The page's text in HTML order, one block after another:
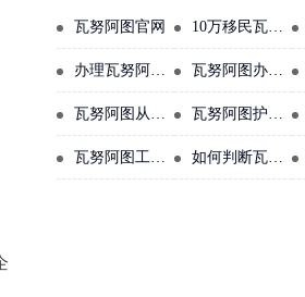
瓦努阿图官网 10万移民瓦努阿图
办理瓦努阿图护照还是中国人吗 瓦努阿图办理需要多少钱人民币
瓦努阿图从中国怎么去 瓦努阿图护照可以在中国用吗
瓦努阿图工签价格 如何判断瓦努阿图护照真伪